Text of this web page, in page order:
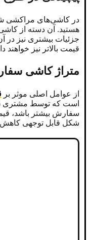
در کاشی‌های مراکشی
هستید. آن دسته از
جزئیات بیشتری نیز در
قیمت بالاتر نیز خواهند
متراژ کاشی
از‌ عوامل اصلی موثر بر
است که توسط مشتری
سفارش بیشتر باشد،
شکل قابل توجهی کاهش